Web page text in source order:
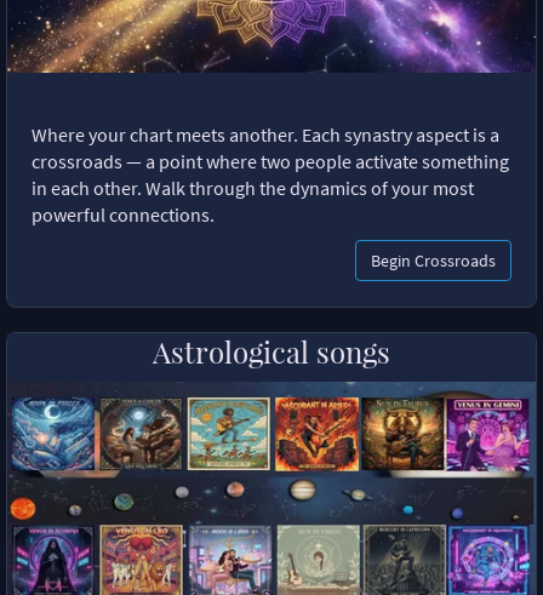
Where your chart meets another. Each synastry aspect is a
crossroads — a point where two people activate something
in each other. Walk through the dynamics of your most
powerful connections.
Begin Crossroads
Astrological songs